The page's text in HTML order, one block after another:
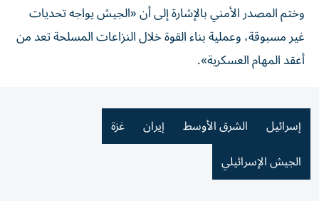
وختم المصدر الأمني بالإشارة إلى أن «الجيش يواجه تحديات
غير مسبوقة، وعملية بناء القوة خلال النزاعات المسلحة تعد من
أعقد المهام العسكرية».
إسرائيل الشرق الأوسط إيران
غزة
الجيش الإسرائيلي